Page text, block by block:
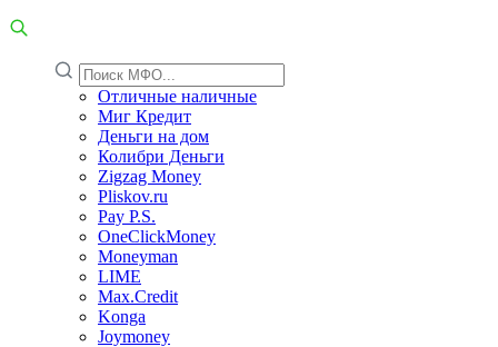
Отличные наличные
Миг Кредит
Деньги на дом
Колибри Деньги
Zigzag Money
Pliskov.ru
Pay P.S.
OneClickMoney
Moneyman
LIME
Max.Credit
Konga
Joymoney